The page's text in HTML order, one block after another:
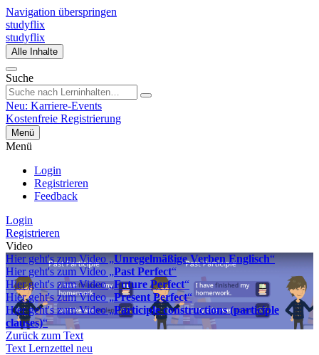
Navigation überspringen
studyflix
studyflix
Alle Inhalte
Suche
Neu: Karriere-Events
Kostenfreie Registrierung
Menü
Menü
Login
Registrieren
Feedback
Login
Registrieren
Video
Hier geht's zum Video „Unregelmäßige Verben Englisch“
Hier geht's zum Video „Past Perfect“
Hier geht's zum Video „Future Perfect“
Hier geht's zum Video „Present Perfect“
Hier geht's zum Video „Participle constructions (participle
clauses)“
Zurück zum Text
Text Lernzettel neu